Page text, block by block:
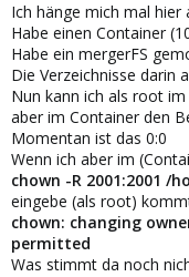
:Ich hänge mich mal hier
Habe einen Container
Habe ein mergerFS
Die Verzeichnisse darin
Nun kann ich als root im
aber im Container den
Momentan ist das 0:0
Wenn ich aber im
chown -R 2001:2001 /
eingebe (als root)
chown: changing
permitted
Was stimmt da noch